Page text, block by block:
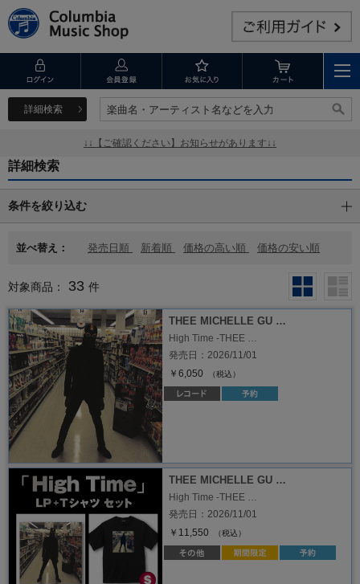
詳細検索 楽曲名・アーティスト名などを入力
楽曲名・アーティスト名などを入力
↓↓【ご確認ください】お知らせがあります↓↓
詳細検索
条件を絞り込む
並べ替え： 発売日順 新着順 価格の高い順 価格の安い順
対象商品： 33 件
THEE MICHELLE GU …
High Time -THEE …
発売日：2026/11/01
￥6,050
（税込）
THEE MICHELLE GU …
High Time -THEE …
発売日：2026/11/01
￥11,550
（税込）